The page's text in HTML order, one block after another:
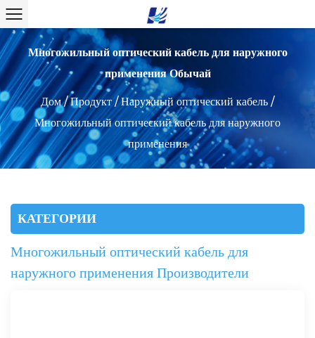
Многожильный оптический кабель для наружного
применения Обычай
Дом/Продукт/Наружный оптический кабель /
Многожильный оптический кабель для наружного
применения
КАТЕГОРИИ
Многожильный оптический кабель для
наружного применения Производители